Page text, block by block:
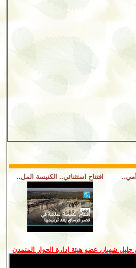
افتتاح استثنائي.. الكنيسة المل..
شهباز، عضو هيئة إدارة الحوار المتمدن